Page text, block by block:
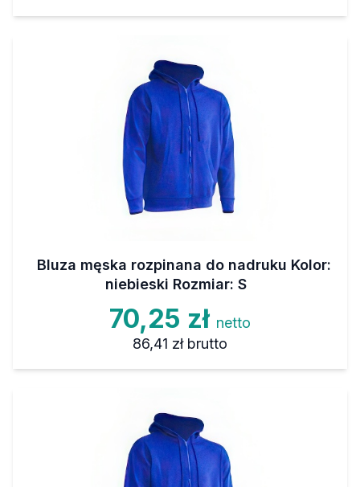
Bluza męska rozpinana do nadruku Kolor:
niebieski Rozmiar: S
70,25 zł netto
86,41 zł brutto